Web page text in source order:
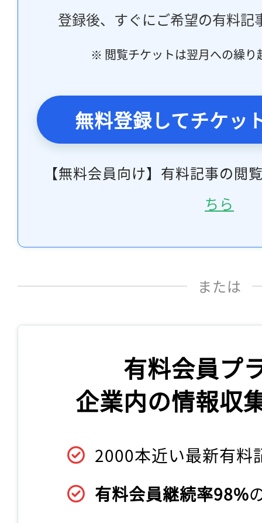
登録後、すぐにご希望の有料記
※ 閲覧チケットは翌月への繰り
無料登録してチケッ
【無料会員向け】有料記事の閲
ちら
または
有料会員プ
企業内の情報収
2000本近い最新有料
有料会員継続率98%